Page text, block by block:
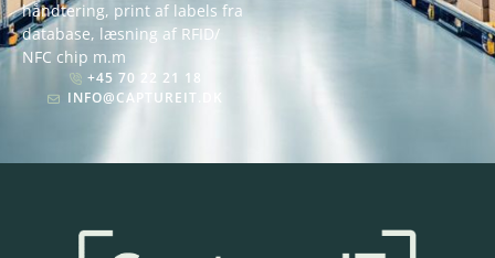
håndtering, print af labels fra
database, læsning af RFID/
NFC chip m.m
+45 70 22 21 18
INFO@CAPTUREIT.DK